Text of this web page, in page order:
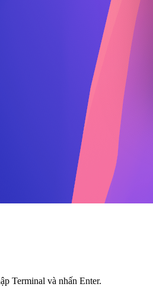
Terminal và nhấn Enter.